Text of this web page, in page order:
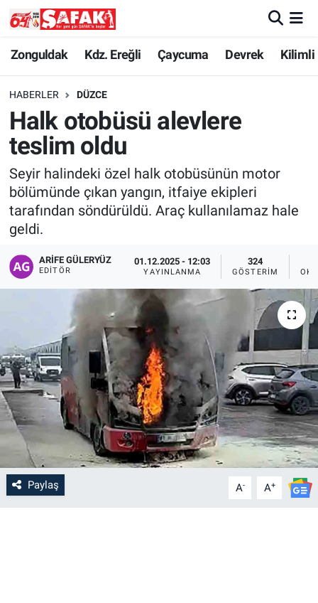
Zonguldak Kdz. Ereğli Çaycuma Devrek Kilimli
HABERLER DÜZCE
Halk otobüsü alevlere
teslim oldu
Seyir halindeki özel halk otobüsünün motor
bölümünde çıkan yangın, itfaiye ekipleri
tarafından söndürüldü. Araç kullanılamaz hale
geldi.
ARIFE GÜLERYÜZ
EDITÖR
01.12.2025 - 12:03
YAYINLANMA
324
GÖSTERIM
Paylaş A- A+
Zonguldak
Kdz. Ereğli
Çaycuma
Kilimli
Asayiş
Spor
Resmi İlan
Zonguldak Nöbetçi Eczaneler
Zonguldak Hava Durumu
Zonguldak Namaz Vakitleri
Süper Lig Puan Durumu ve Fikstür
Tüm Manşetler
Son Dakika Haberleri
Haber Arşivi